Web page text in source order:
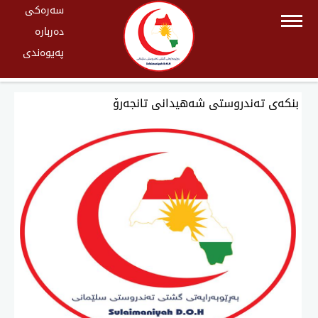
سەرەکی
دەربارە
پەیوەندی
بنكەی تەندروستی شەهیدانی تانجەرۆ